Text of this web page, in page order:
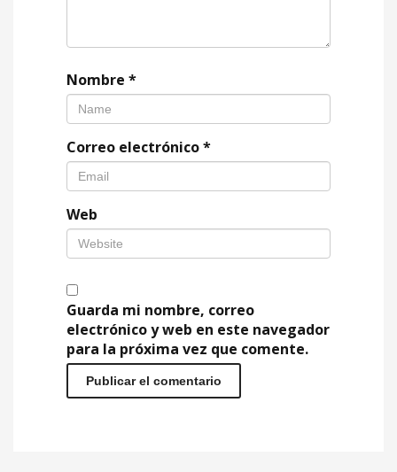
Nombre *
Correo electrónico*
Web
Guarda mi nombre, correo
electrónico y web en este navegador
para la próxima vez que comente.